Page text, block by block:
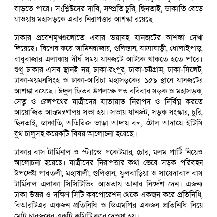
বাড়তে পারে। সংশ্লিষ্টদের দাবি, সম্প্রতি চুরি, ছিনতাই, ডাকাতি বেড়ে
যাওয়ায় মহাসড়কে এবার নিরাপত্তার আশঙ্কা রয়েছে।
ঢাকার প্রবেশমুখগুলোতে এবার ভয়াবহ যানজটের আশঙ্কা দেখা
দিয়েছে। বিশেষ করে আমিনবাজার, গুলিস্তান, যাত্রাবাড়ী, ধোলাইপাড়,
বাবুবাজার এলাকায় দীর্ঘ সময় যানজটে আটকে থাকতে হতে পারে।
শুধু ঢাকার এসব স্থানই নয়, ঢাকা-রংপুর, ঢাকা-চট্টগ্রাম, ঢাকা-সিলেট,
ঢাকা-ময়মনসিংহ ও ঢাকা-আরিচা মহাসড়কের ১৫৯ স্থানে যানজটের
আশঙ্কা রয়েছে। ঈদুল ফিতর উপলক্ষে গত রবিবার সড়ক ও মহাসড়ক,
সেতু ও রেলপথের যাত্রীদের যাতায়াত নিরাপদ ও নির্বিঘ্ন করতে
আয়োজিত আন্তমন্ত্রণালয় সভা হয়। সভায় যানজট, সড়ক সংস্কার, চুরি,
ছিনতাই, ডাকাতি, অতিরিক্ত ভাড়া আদায় বন্ধ, টোল আদায়ে ইটিসি
বুথ চালুসহ কয়েকটি বিষয় আলোচনা হয়েছে।
ঢাকার বাস টার্মিনাল ও স্ট্যান্ডে পকেটমার, চোর, মলম পার্টি নিয়েও
আলোচনা হয়েছে। যাত্রীদের নিরাপত্তার কথা ভেবে সড়ক পরিবহন
উপদেষ্টা গাবতলী, মহাখালী, গুলিস্তান, ফুলবাড়িয়া ও সায়েদাবাদ বাস
টার্মিনাল এলাকা সিসিটিভির আওতায় আনার নির্দেশ দেন। এজন্য
ঢাকা উত্তর ও দক্ষিণ সিটি করপোরেশন থেকে একজন করে প্রতিনিধি,
বিআরটিএর একজন প্রতিনিধি ও ডিএমপির একজন প্রতিনিধি নিয়ে